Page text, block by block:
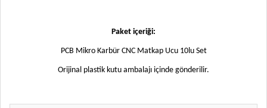
Paket içeriği:
PCB Mikro Karbür CNC Matkap Ucu 10lu Set
Orijinal plastik kutu ambalajı içinde gönderilir.